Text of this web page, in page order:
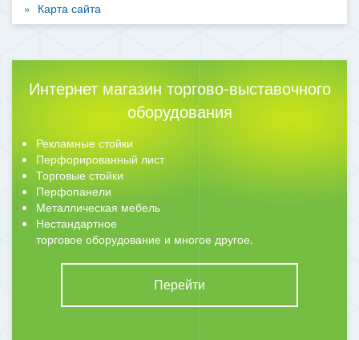
Карта сайта
Интернет магазин торгово-выставочного
оборудования
Рекламные стойки
Перфорированный лист
Торговые стойки
Перфопанели
Металлическая мебель
Нестандартное
торговое оборудование и многое другое.
Перейти